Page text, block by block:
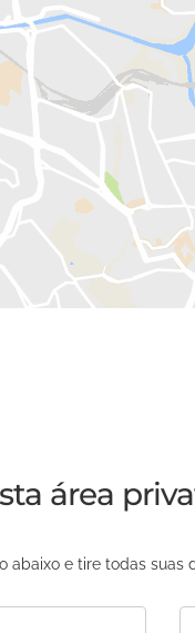
área
abaixo e tire todas suas